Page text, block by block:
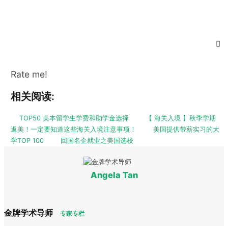
Rate me!
相关阅读:
TOP50 美本留学生学费和助学金选择
【 海关入境 】秋季学期
返美！一定要知道这些海关入境注意事项！
美国提供带薪实习的大
学TOP 100
回国名企就业之美国选校
Angela Tan
金牌学术导师 专家专栏